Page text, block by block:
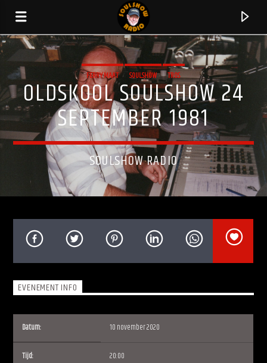
BIG FUN
Soulshow Radio
FERRY MAAT SOULSHOW TROS
OLDSKOOL SOULSHOW 24
SEPTEMBER 1981
SOULSHOW RADIO
EVENEMENT INFO
Datum: 10 november 2020
Tijd: 20:00